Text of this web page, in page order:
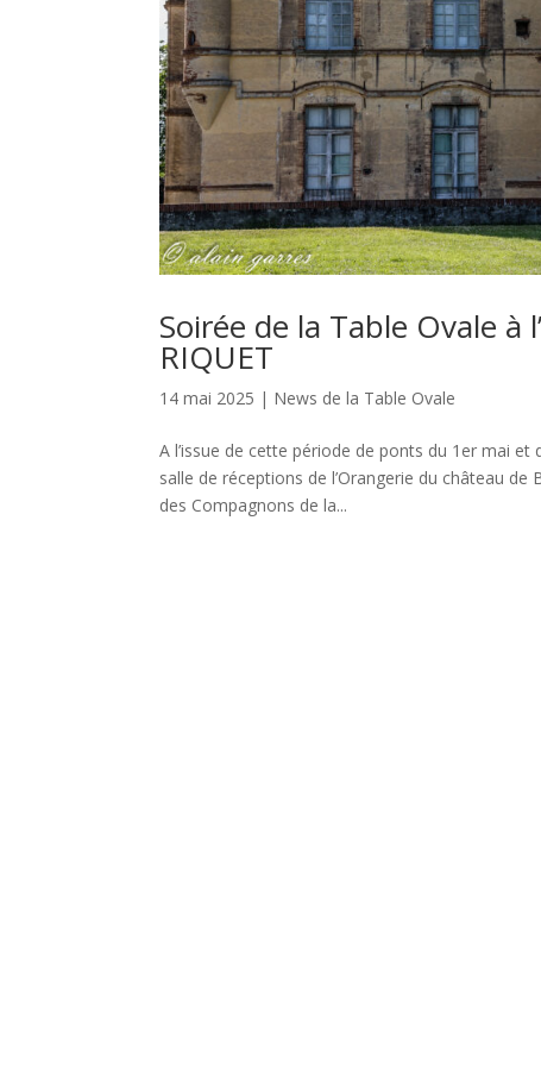
Soirée de la Table Ovale à
RIQUET
14 mai 2025 | News de la Table Ovale
A l’issue de cette période de ponts du 1er mai
salle de réceptions de l’Orangerie du château
des Compagnons de la...